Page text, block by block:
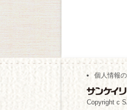
（※
個人情報
Copyright c